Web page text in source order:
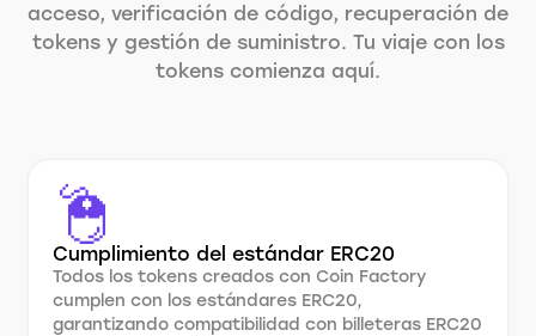
acceso, verificación de código, recuperación de
tokens y gestión de suministro. Tu viaje con los
tokens comienza aquí.
Cumplimiento del estándar ERC20
Todos los tokens creados con Coin Factory
cumplen con los estándares ERC20,
garantizando compatibilidad con billeteras ERC20